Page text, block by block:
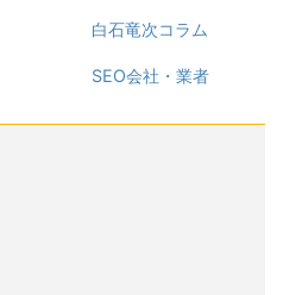
白石竜次コラム
SEO会社・業者